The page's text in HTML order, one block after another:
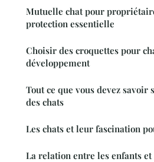
Mutuelle chat pour
protection essentielle
Choisir des croquettes pour
développement
Tout ce que vous devez
des chats
Les chats et leur fascination
La relation entre les enfants et